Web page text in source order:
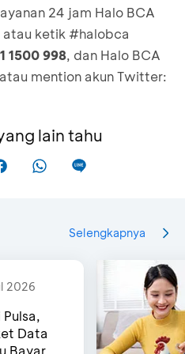
centang warna hijau di
rekening BCA dengan
hanya dapat
Rekening Tujuan, Nama
sudah terisi, lalu klik
akan diproses
”Disetujui”,maka
digunakan sebagai
valas
24 jam Halo BCA
atau ketik #halobca
1500 998, dan Halo BCA
atau mention akun Twitter:
lain tahu
Selengkapnya
2026
Pulsa,
Data
Bayar